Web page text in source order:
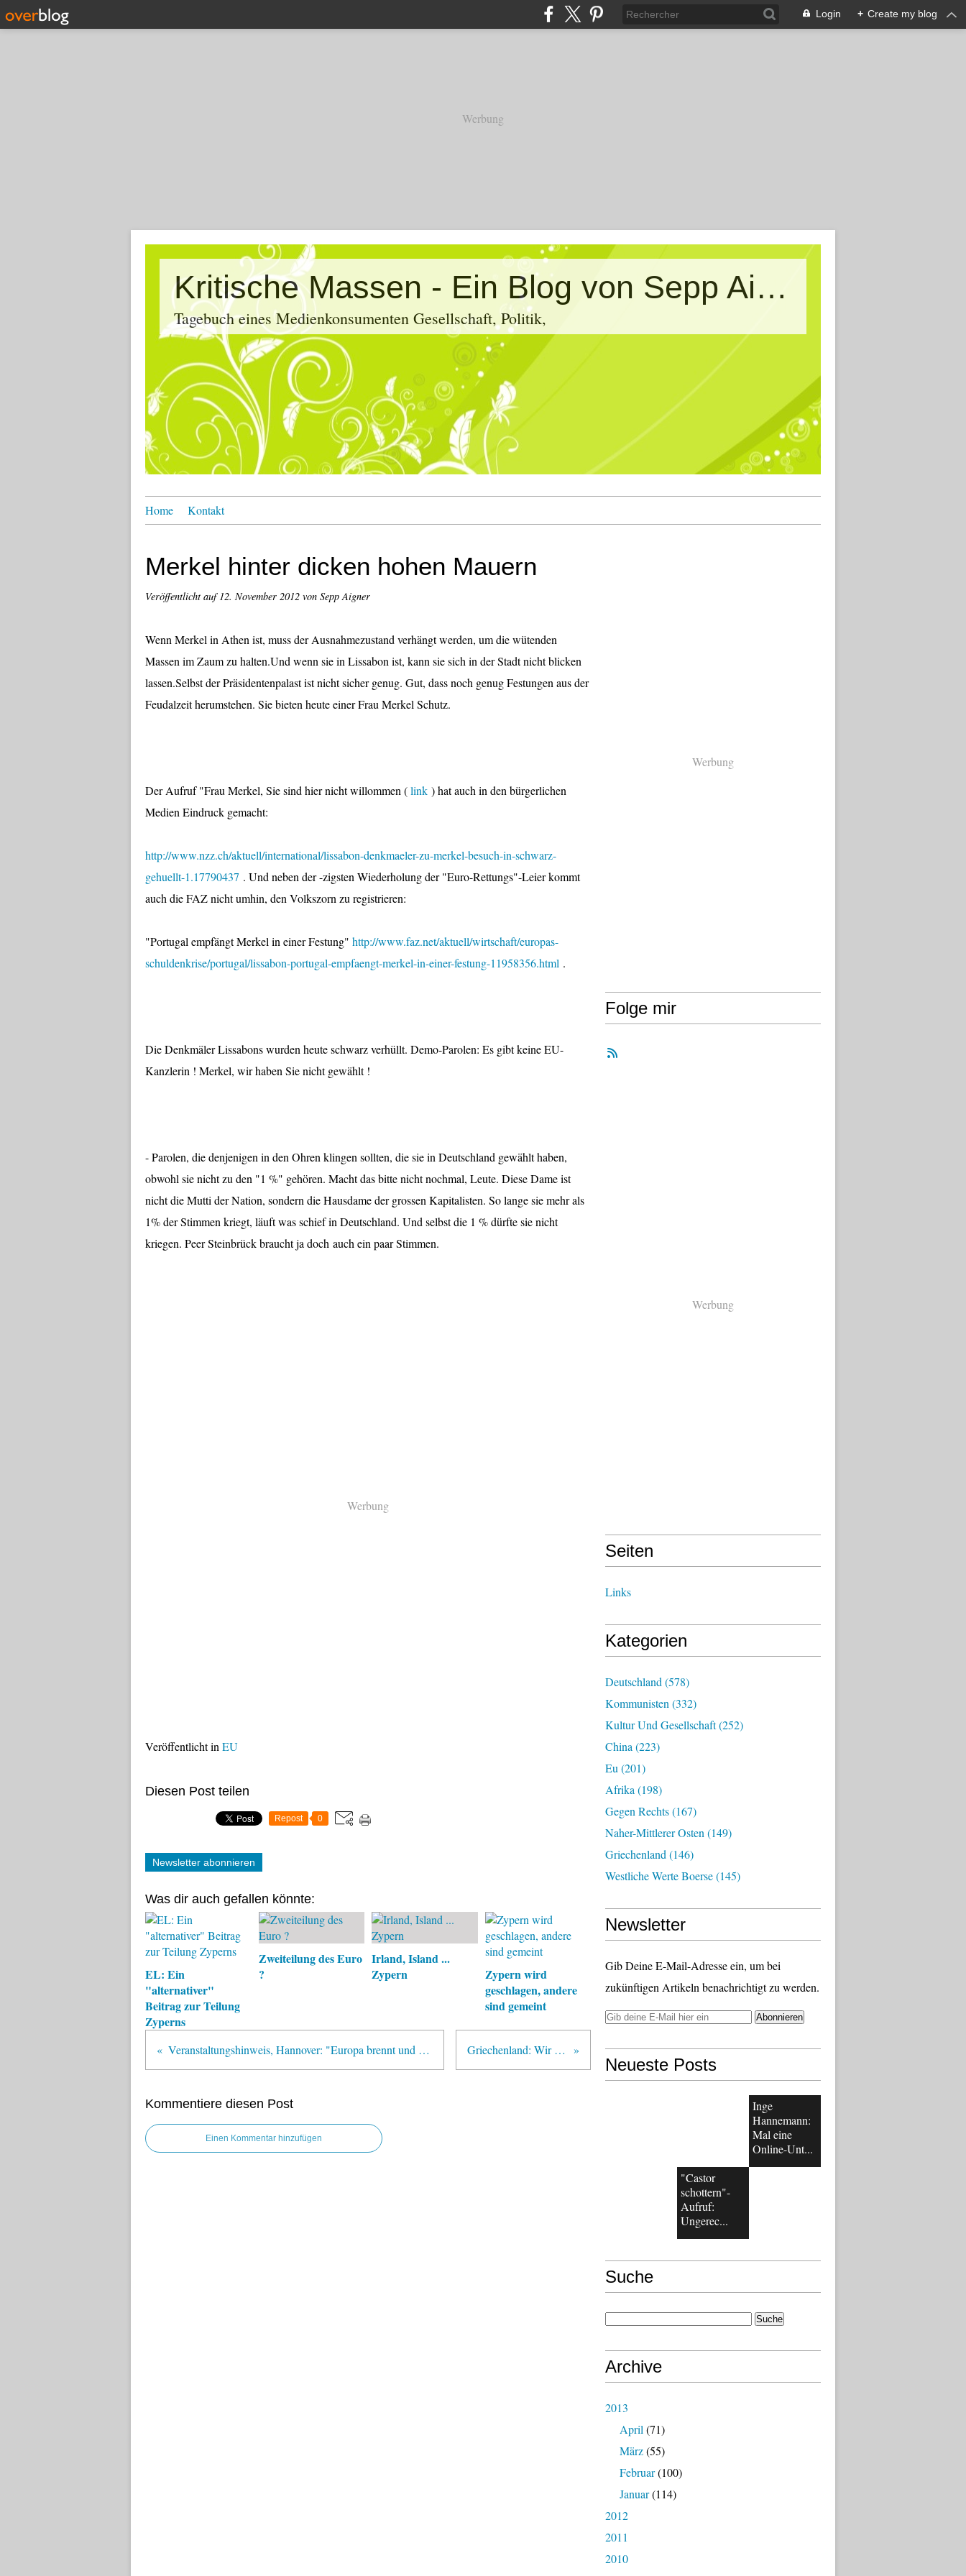
Login + Create my blog
Werbung
Kritische Massen - Ein Blog von Sepp Aigner
Tagebuch eines Medienkonsumenten Gesellschaft, Politik,
Home Kontakt
Merkel hinter dicken hohen Mauern
Veröffentlicht auf12. November 2012 von Sepp Aigner
Wenn Merkel in Athen ist, muss der Ausnahmezustand verhängt werden, um die wütenden
Massen im Zaum zu halten.Und wenn sie in Lissabon ist, kann sie sich in der Stadt nicht blicken
lassen.Selbst der Präsidentenpalast ist nicht sicher genug. Gut, dass noch genug Festungen aus der
Feudalzeit herumstehen. Sie bieten heute einer Frau Merkel Schutz.
Der Aufruf "Frau Merkel, Sie sind hier nicht willommen (link ) hat auch in den bürgerlichen
Medien Eindruck gemacht:
http://www.nzz.ch/aktuell/international/lissabon-denkmaeler-zu-merkel-besuch-in-schwarz-
gehuellt-1.17790437 . Und neben der -zigsten Wiederholung der "Euro-Rettungs"-Leier kommt
auch die FAZ nicht umhin, den Volkszorn zu registrieren:
"Portugal empfängt Merkel in einer Festung" http://www.faz.net/aktuell/wirtschaft/europas-
schuldenkrise/portugal/lissabon-portugal-empfaengt-merkel-in-einer-festung-11958356.html .
Die Denkmäler Lissabons wurden heute schwarz verhüllt. Demo-Parolen: Es gibt keine EU-
Kanzlerin ! Merkel, wir haben Sie nicht gewählt !
- Parolen, die denjenigen in den Ohren klingen sollten, die sie in Deutschland gewählt haben,
obwohl sie nicht zu den "1 %" gehören. Macht das bitte nicht nochmal, Leute. Diese Dame ist
nicht die Mutti der Nation, sondern die Hausdame der grossen Kapitalisten. So lange sie mehr als
1% der Stimmen kriegt, läuft was schief in Deutschland. Und selbst die 1 % dürfte sie nicht
kriegen. Peer Steinbrück braucht ja doch auch ein paar Stimmen.
Werbung
Veröffentlicht in EU
Diesen Post teilen
Repost 0
Newsletter abonnieren
Was dir auch gefallen könnte:
EL: Ein
"alternativer"
Beitrag zur Teilung
Zyperns
Zweiteilung des Euro
?
Irland, Island ...
Zypern
Zypern wird
geschlagen, andere
sind gemeint
Veranstaltungshinweis, Hannover: "Europa brennt und Deutschland pennt ?" Griechenland: Wir oder die ...
Kommentiere diesen Post
Einen Kommentar hinzufügen
Werbung
Folge mir
Werbung
Seiten
Links
Kategorien
Deutschland (578)
Kommunisten (332)
Kultur Und Gesellschaft(252)
China (223)
Eu (201)
Afrika (198)
Gegen Rechts(167)
Naher-Mittlerer Osten (149)
Griechenland (146)
Westliche Werte Boerse(145)
Newsletter
Gib Deine E-Mail-Adresse ein, um bei
zukünftigen Artikeln benachrichtigt zu werden.
Neueste Posts
Inge
Hannemann:
Mal eine
Online-Unt...
"Castor
schottern"-
Aufruf:
Ungerec...
Suche
Archive
2013
April (71)
März(55)
Februar(100)
Januar(114)
2012
2011
2010